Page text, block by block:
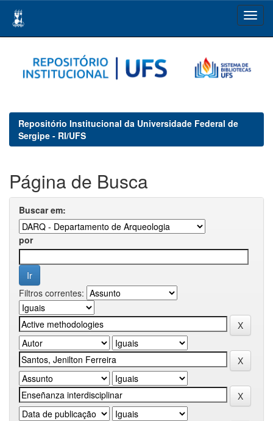
navigation
Repositório Institucional da Universidade Federal de
Sergipe - RI/UFS
Página de Busca
Buscar em:
por
Filtros correntes: